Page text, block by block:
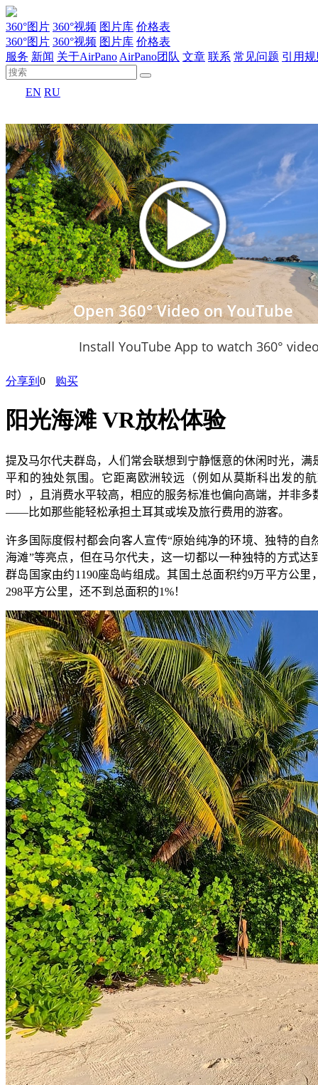
360°图片 360°视频 图片库 价格表
360°图片 360°视频 图片库 价格表
服务 新闻 关于AirPano AirPano团队 文章 联系 常见问题 引用
EN RU
Open 360° Video on YouTube
Install YouTube App to watch 360°
分享到 0 购买
阳光海滩 VR放松体验
提及马尔代夫群岛，人们常会联想到宁静惬意的休闲时光，满
平和的独处氛围。它距离欧洲较远（例如从莫斯科出发的
时），且消费水平较高，相应的服务标准也偏向高端，并非多
——比如那些能轻松承担土耳其或埃及旅行费用的游客。
许多国际度假村都会向客人宣传“原始纯净的环境、独特的自
海滩”等亮点，但在马尔代夫，这一切都以一种独特的方式达
群岛国家由约1190座岛屿组成。其国土总面积约9万平方公里
298平方公里，还不到总面积的1%！